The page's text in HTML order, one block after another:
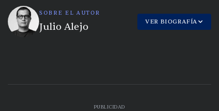
SOBRE EL AUTOR
Julio Alejo VER BIOGRAFÍA
PUBLICIDAD